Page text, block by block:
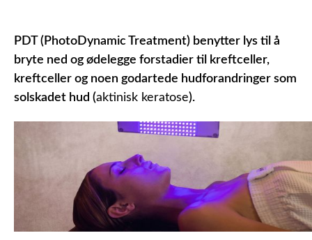
PDT (PhotoDynamic Treatment) benytter lys til å
bryte ned og ødelegge forstadier til kreftceller,
kreftceller og noen godartede hudforandringer som
solskadet hud (aktinisk keratose).